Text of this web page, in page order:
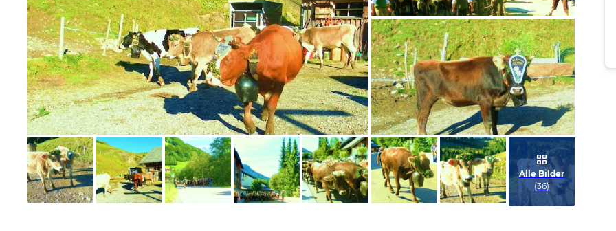
Bild melden
von Hannah
Bild melden
von Hannah
Bild melden
von Hannah
Alle Bilder
(36)